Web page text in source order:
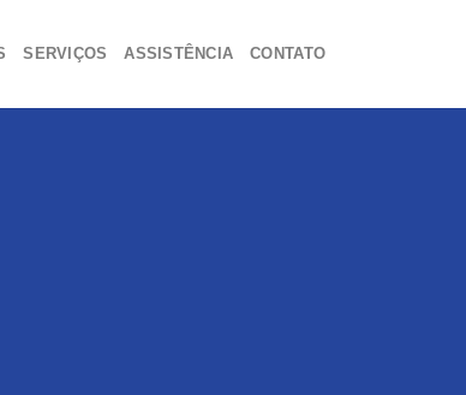
SERVIÇOS ASSISTÊNCIA CONTATO